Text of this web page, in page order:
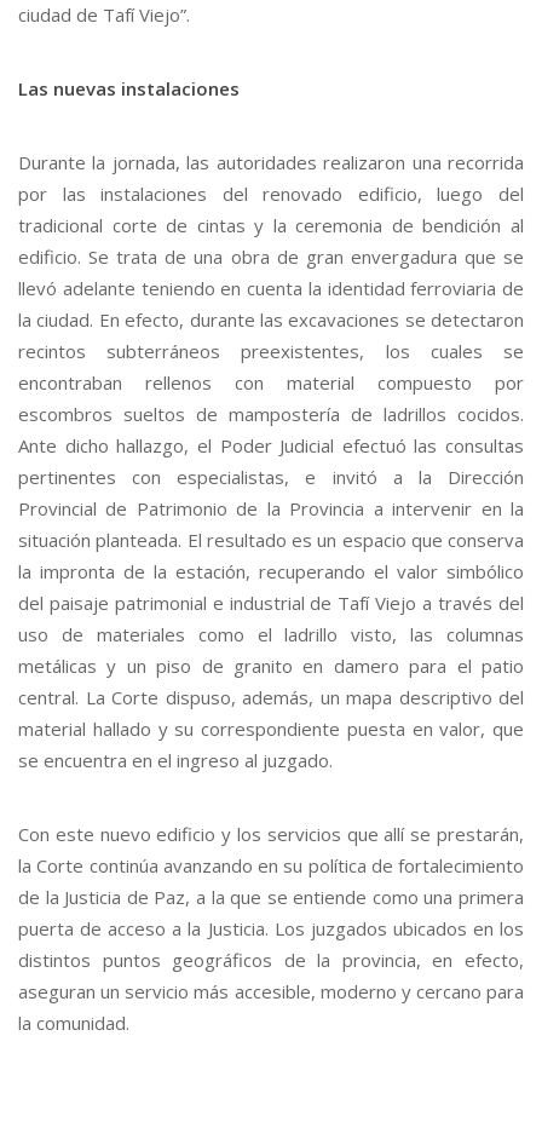
ciudad de Tafí Viejo”.
Las nuevas instalaciones
Durante la jornada, las autoridades realizaron una recorrida
por las instalaciones del renovado edificio, luego del
tradicional corte de cintas y la ceremonia de bendición al
edificio. Se trata de una obra de gran envergadura que se
llevó adelante teniendo en cuenta la identidad ferroviaria de
la ciudad. En efecto, durante las excavaciones se detectaron
recintos subterráneos preexistentes, los cuales se
encontraban rellenos con material compuesto por
escombros sueltos de mampostería de ladrillos cocidos.
Ante dicho hallazgo, el Poder Judicial efectuó las consultas
pertinentes con especialistas, e invitó a la Dirección
Provincial de Patrimonio de la Provincia a intervenir en la
situación planteada. El resultado es un espacio que conserva
la impronta de la estación, recuperando el valor simbólico
del paisaje patrimonial e industrial de Tafí Viejo a través del
uso de materiales como el ladrillo visto, las columnas
metálicas y un piso de granito en damero para el patio
central. La Corte dispuso, además, un mapa descriptivo del
material hallado y su correspondiente puesta en valor, que
se encuentra en el ingreso al juzgado.
Con este nuevo edificio y los servicios que allí se prestarán,
la Corte continúa avanzando en su política de fortalecimiento
de la Justicia de Paz, a la que se entiende como una primera
puerta de acceso a la Justicia. Los juzgados ubicados en los
distintos puntos geográficos de la provincia, en efecto,
aseguran un servicio más accesible, moderno y cercano para
la comunidad.